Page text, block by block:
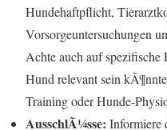
Hundehaftpflicht,
Vorsorgeuntersuchungen
Achte auch auf
Hund relevant sein
Training oder Hunde-
AusschlÃ¼sse: